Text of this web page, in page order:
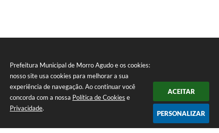
Prefeitura Municipal de Morro Agudo e os cookies:
nosso site usa cookies para melhorar a sua
experiência de navegação. Ao continuar você
concorda com a nossa Política de Cookies e
Privacidade.
ACEITAR
PERSONALIZAR